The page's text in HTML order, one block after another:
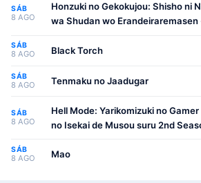
SÁB
8 AGO
Honzuki no Gekokujou: Shisho ni
wa Shudan wo Erandeiraremasen
SÁB
8 AGO Black Torch
SÁB
8 AGO Tenmaku no Jaadugar
SÁB
8 AGO
Hell Mode: Yarikomizuki no
no Isekai de Musou suru 2nd
SÁB
8 AGO Mao